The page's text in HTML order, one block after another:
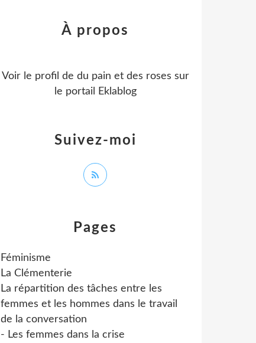
Pages
Féminisme
La Clémenterie
La répartition des tâches entre les
femmes et les hommes dans le travail
de la conversation
- Les femmes dans la crise
Suivez-moi
À propos
Voir le profil de du pain et des roses sur
le portail Eklablog